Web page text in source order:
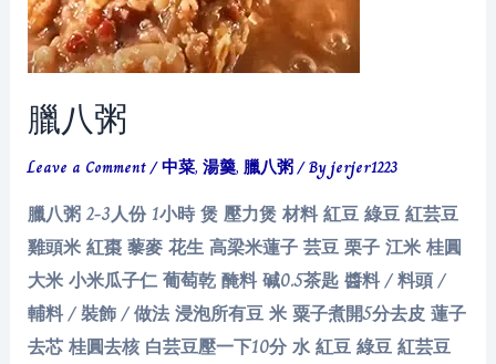
臘八粥
Leave a Comment/中菜,湯羹,臘八粥/ Byjerjer1223
臘八粥 2-3人份 1小時 煲 壓力煲 材料 紅豆 綠豆 紅芸豆
雞頭米 紅棗 藜麥 花生 高梁米蓮子 芸豆 栗子 江米 桂圓
大米 小米瓜子仁 葡萄乾 醃料 碱0.5茶匙 醬料 / 料頭 /
輔料 / 裝飾 / 做法 浸泡所有豆 米 粟子煮開5分去皮 蓮子
去芯 桂圓去核 白芸豆壓一下10分 水 紅豆 綠豆 紅芸豆